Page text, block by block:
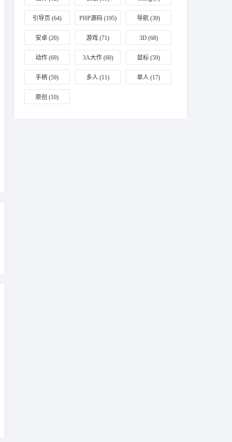
引导页 (64) PHP源码(195) 导航 (39)
安卓 (20) 游戏 (71) 3D(68)
动作 (69) 3A大作(60) 鼠标 (59)
手柄 (59) 多人 (11) 单人 (17)
原创 (10)